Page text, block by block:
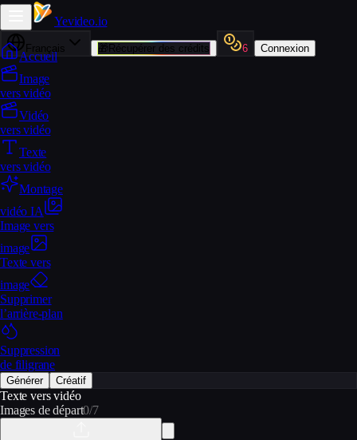
Yevideo.io
Français 🎁Récupérer des crédits 6 Connexion
Accueil
Image
vers vidéo
Vidéo
vers vidéo
Texte
vers vidéo
Montage
vidéo IA
Image vers
image
Texte vers
image
Supprimer
l’arrière-plan
Suppression
de filigrane
Générer Créatif
Texte vers vidéo
Images de départ0/7